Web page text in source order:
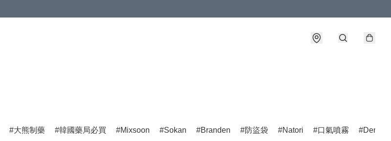
大熊制藥 韓國藥局必買 Mixsoon Sokan Branden 防盜袋 Natori 口氣噴霧